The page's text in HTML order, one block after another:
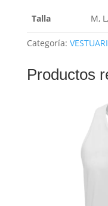
Talla M,
Categoría:
Productos